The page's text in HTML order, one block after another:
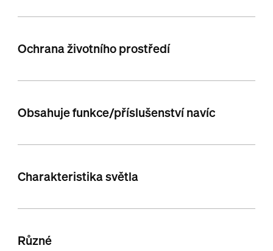
Ochrana životního prostředí
Obsahuje funkce/příslušenství navíc
Charakteristika světla
Různé